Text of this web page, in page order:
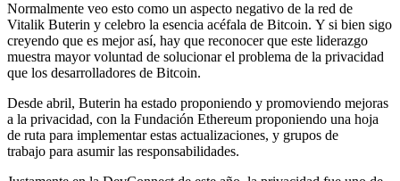
Normalmente veo esto como un aspecto negativo de la red de
Vitalik Buterin y celebro la esencia acéfala de Bitcoin. Y si bien sigo
creyendo que es mejor así, hay que reconocer que este liderazgo
muestra mayor voluntad de solucionar el problema de la privacidad
que los desarrolladores de Bitcoin.
Desde abril, Buterin ha estado proponiendo y promoviendo mejoras
a la privacidad, con la Fundación Ethereum proponiendo una hoja
de ruta para implementar estas actualizaciones, y grupos de
trabajo para asumir las responsabilidades.